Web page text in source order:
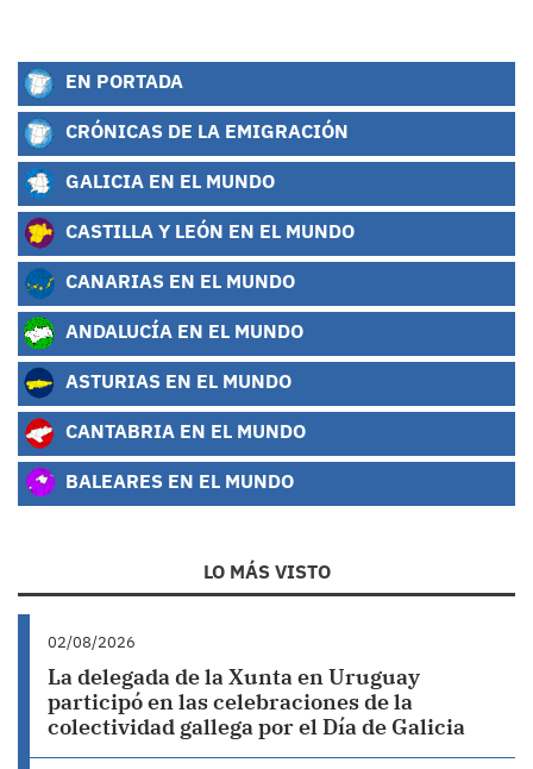
EN PORTADA
CRÓNICAS DE LA EMIGRACIÓN
GALICIA EN EL MUNDO
CASTILLA Y LEÓN EN EL MUNDO
CANARIAS EN EL MUNDO
ANDALUCÍA EN EL MUNDO
ASTURIAS EN EL MUNDO
CANTABRIA EN EL MUNDO
BALEARES EN EL MUNDO
LO MÁS VISTO
02/08/2026
La delegada de la Xunta en Uruguay
participó en las celebraciones de la
colectividad gallega por el Día de Galicia